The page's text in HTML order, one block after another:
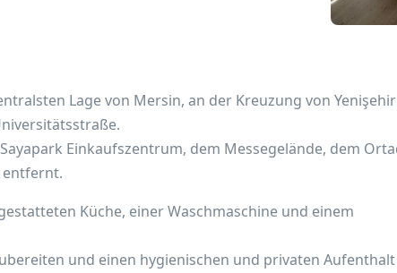
Lage von Mersin, an der Kreuzung von
Einkaufszentrum, dem Messegelände, dem
entfernt.
Küche, einer Waschmaschine und einem
und einen hygienischen und privaten Aufenthalt